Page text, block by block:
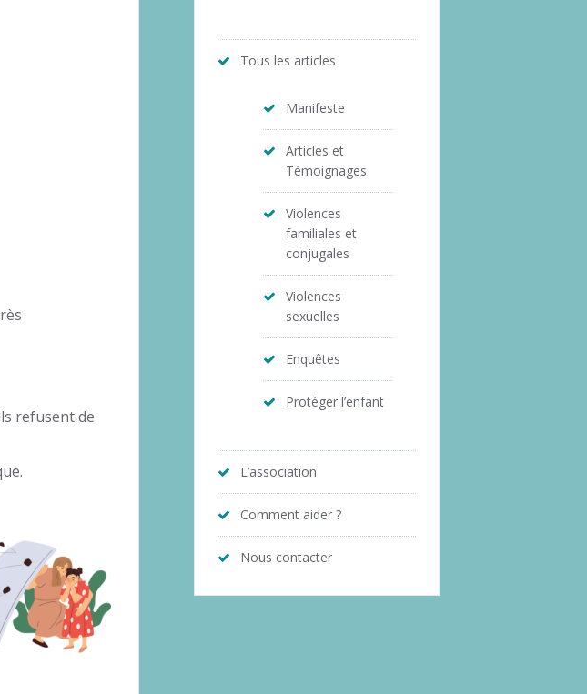
refusent de
Tous les articles
Manifeste
Articles et
Témoignages
Violences
familiales et
conjugales
Violences
sexuelles
Enquêtes
Protéger l’enfant
L’association
Comment aider ?
Nous contacter